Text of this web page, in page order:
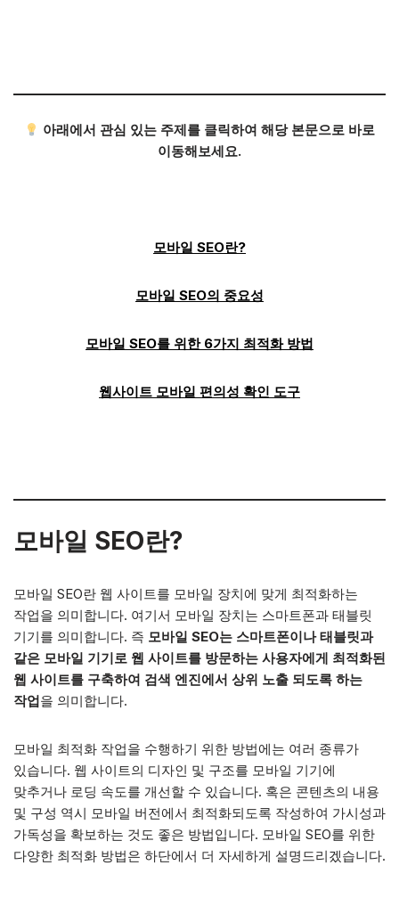
아래에서 관심 있는 주제를 클릭하여 해당 본문으로 바로
이동해보세요.
모바일 SEO란?
모바일 SEO의 중요성
모바일 SEO를 위한 6가지 최적화 방법
웹사이트 모바일 편의성 확인 도구
모바일 SEO란?
모바일 SEO란 웹 사이트를 모바일 장치에 맞게 최적화하는
작업을 의미합니다. 여기서 모바일 장치는 스마트폰과 태블릿
기기를 의미합니다. 즉 모바일 SEO는 스마트폰이나 태블릿과
같은 모바일 기기로 웹 사이트를 방문하는 사용자에게 최적화된
웹 사이트를 구축하여 검색 엔진에서 상위 노출 되도록 하는
작업을 의미합니다.
모바일 최적화 작업을 수행하기 위한 방법에는 여러 종류가
있습니다. 웹 사이트의 디자인 및 구조를 모바일 기기에
맞추거나 로딩 속도를 개선할 수 있습니다. 혹은 콘텐츠의 내용
및 구성 역시 모바일 버전에서 최적화되도록 작성하여 가시성과
가독성을 확보하는 것도 좋은 방법입니다. 모바일 SEO를 위한
다양한 최적화 방법은 하단에서 더 자세하게 설명드리겠습니다.